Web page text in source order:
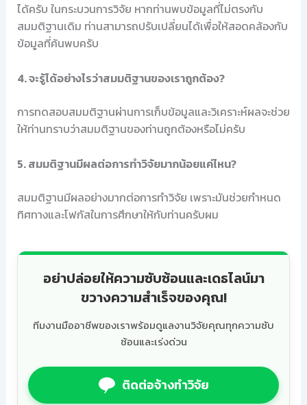
ได้ครับ ในกระบวนการวิจัย หากท่านพบข้อมูลที่ไม่ตรงกับ
สมมติฐานเดิม ท่านสามารถปรับเปลี่ยนได้เพื่อให้สอดคล้องกับ
ข้อมูลที่ค้นพบครับ
4. จะรู้ได้อย่างไรว่าสมมติฐานของเราถูกต้อง?
การทดสอบสมมติฐานผ่านการเก็บข้อมูลและวิเคราะห์ผลจะช่วย
ให้ท่านทราบว่าสมมติฐานของท่านถูกต้องหรือไม่ครับ
5. สมมติฐานมีผลต่อการทำวิจัยมากน้อยแค่ไหน?
สมมติฐานมีผลอย่างมากต่อการทำวิจัย เพราะมันช่วยกำหนด
ทิศทางและโฟกัสในการศึกษาให้กับท่านครับผม
อย่าปล่อยให้ความซับซ้อนและเดธไลน์มา
ขวางความสำเร็จของคุณ!
ทีมงานมืออาชีพของเราพร้อมดูแลงานวิจัยคุณทุกความซับ
ซ้อนและเร่งด่วน
ติดต่อจ้างทำวิจัย